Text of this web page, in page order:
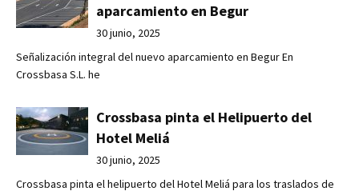
aparcamiento en Begur
30 junio, 2025
Señalización integral del nuevo aparcamiento en Begur En
Crossbasa S.L. he
Crossbasa pinta el Helipuerto del
Hotel Meliá
30 junio, 2025
Crossbasa pinta el helipuerto del Hotel Meliá para los traslados de